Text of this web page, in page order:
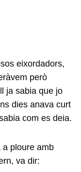
eixordadors,
però
ja sabia que jo
dies anava curt
com es deia.
a ploure amb
va dir: